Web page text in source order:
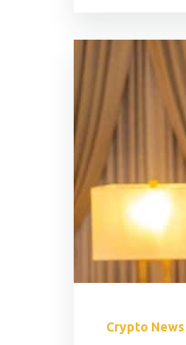
Crypto News